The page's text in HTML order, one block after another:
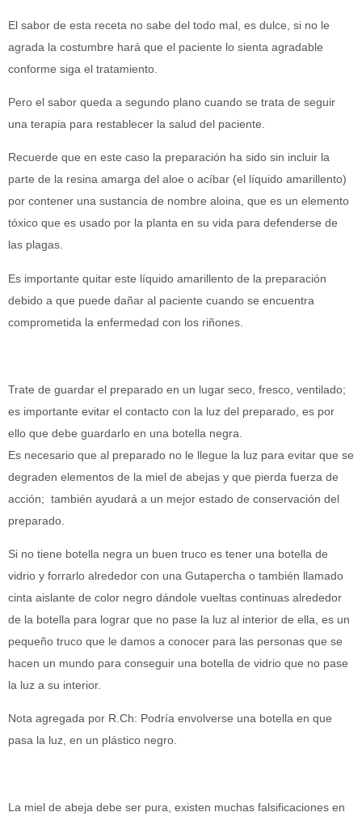
El sabor de esta receta no sabe del todo mal, es dulce, si no le
agrada la costumbre hará que el paciente lo sienta agradable
conforme siga el tratamiento.
Pero el sabor queda a segundo plano cuando se trata de seguir
una terapia para restablecer la salud del paciente.
Recuerde que en este caso la preparación ha sido sin incluir la
parte de la resina amarga del aloe o acíbar (el líquido amarillento)
por contener una sustancia de nombre aloina, que es un elemento
tóxico que es usado por la planta en su vida para defenderse de
las plagas.
Es importante quitar este líquido amarillento de la preparación
debido a que puede dañar al paciente cuando se encuentra
comprometida la enfermedad con los riñones.
Trate de guardar el preparado en un lugar seco, fresco, ventilado;
es importante evitar el contacto con la luz del preparado, es por
ello que debe guardarlo en una botella negra.
Es necesario que al preparado no le llegue la luz para evitar que se
degraden elementos de la miel de abejas y que pierda fuerza de
acción; también ayudará a un mejor estado de conservación del
preparado.
Si no tiene botella negra un buen truco es tener una botella de
vidrio y forrarlo alrededor con una Gutapercha o también llamado
cinta aislante de color negro dándole vueltas continuas alrededor
de la botella para lograr que no pase la luz al interior de ella, es un
pequeño truco que le damos a conocer para las personas que se
hacen un mundo para conseguir una botella de vidrio que no pase
la luz a su interior.
Nota agregada por R.Ch: Podría envolverse una botella en que
pasa la luz, en un plástico negro.
La miel de abeja debe ser pura, existen muchas falsificaciones en